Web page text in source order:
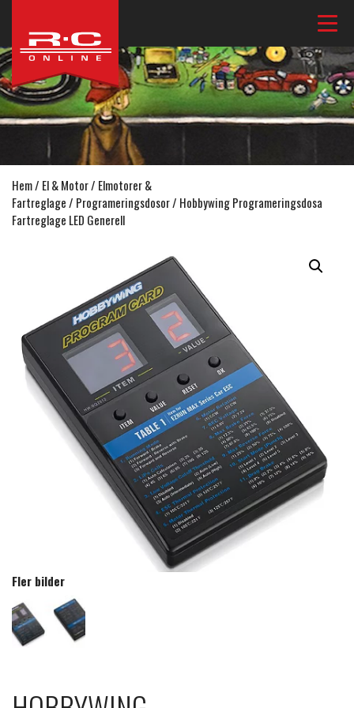
Hem/ El & Motor/ Elmotorer &
Fartreglage/ Programeringsdosor/ Hobbywing Programeringsdosa
Fartreglage LED Generell
Fler bilder